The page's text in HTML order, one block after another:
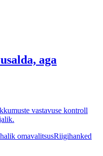
aga
vastavuse kontroll
omavalitsusRiigihanked